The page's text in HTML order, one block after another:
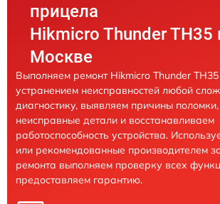
прицела
Hikmicro Thunder TH35
Москве
Выполняем ремонт Hikmicro Thunder
устранением неисправностей любой
диагностику, выявляем причины
неисправные детали и восстанавливаем
работоспособность устройства.
или рекомендованные производителем
ремонта выполняем проверку всех
предоставляем гарантию.